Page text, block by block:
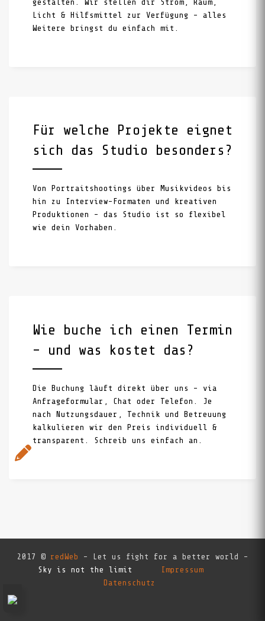
gestalten. Wir stellen dir Strom, Raum,
Licht & Hilfsmittel zur Verfügung – alles
Weitere bringst du einfach mit.
Für welche Projekte eignet
sich das Studio besonders?
Von Portraitshootings über Musikvideos bis
hin zu Interview-Formaten und kreativen
Produktionen – das Studio ist so flexibel
wie dein Vorhaben.
Wie buche ich einen Termin
– und was kostet das?
Die Buchung läuft direkt über uns – via
Anfrageformular, Chat oder Telefon. Je
nach Nutzungsdauer, Technik und Betreuung
kalkulieren wir den Preis individuell &
transparent. Schreib uns einfach an.
2017 © redWeb - Let us fight for a better world -
Sky is not the limit
Impressum
Datenschutz